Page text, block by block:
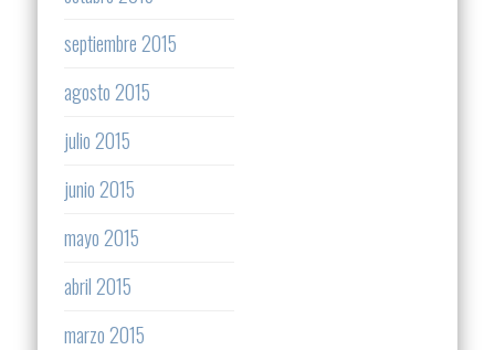
septiembre 2015
agosto 2015
julio 2015
junio 2015
mayo 2015
abril 2015
marzo 2015